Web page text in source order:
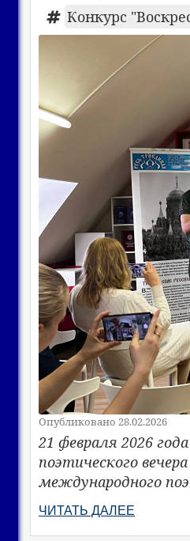
Конкурс
Опубликовано 28.02.2026
21 февраля 2026
поэтического
международного
ЧИТАТЬ ДАЛЕЕ